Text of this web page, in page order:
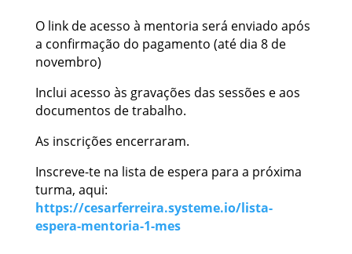
O link de acesso à mentoria será enviado após
a confirmação do pagamento (até dia 8 de
novembro)
Inclui acesso às gravações das sessões e aos
documentos de trabalho.
As inscrições encerraram.
Inscreve-te na lista de espera para a próxima
turma, aqui:
https://cesarferreira.systeme.io/lista-
espera-mentoria-1-mes